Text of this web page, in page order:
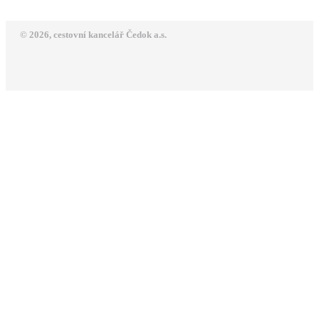
© 2026, cestovní kancelář Čedok a.s.